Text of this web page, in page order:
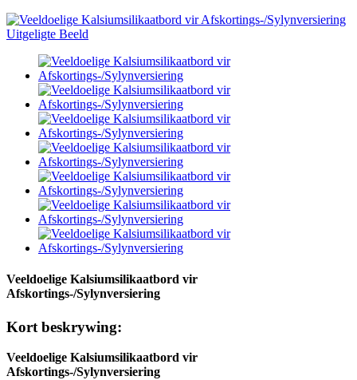
Veeldoelige Kalsiumsilikaatbord vir
Afskortings-/Sylynversiering
Kort beskrywing:
Veeldoelige Kalsiumsilikaatbord vir
Afskortings-/Sylynversiering